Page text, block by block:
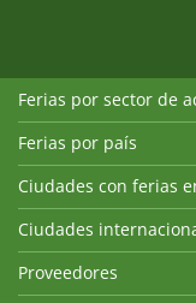
Ferias por sector de
Ferias por país
Ciudades con ferias
Ciudades
Proveedores